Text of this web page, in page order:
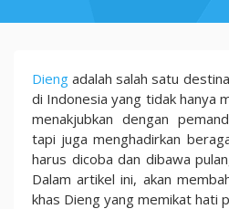
7
Oleh-
Oleh
Khas
Dieng
yang
Tidak
Dieng adalah salah satu
di Indonesia yang tidak hanya
menakjubkan dengan
tapi juga menghadirkan
harus dicoba dan dibawa
Dalam artikel ini, akan
khas Dieng yang memikat hati